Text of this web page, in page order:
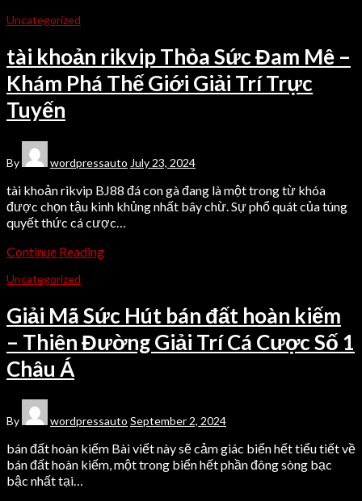
Uncategorized
tài khoản rikvip Thỏa Sức Đam Mê –
Khám Phá Thế Giới Giải Trí Trực
Tuyến
By wordpressauto July 23, 2024
tài khoản rikvip BJ88 đá con gà đang là một trong từ khóa
được chọn tậu kinh khủng nhất bây chừ. Sự phổ quát của túng
quyết thức cá cược…
Continue Reading
Uncategorized
Giải Mã Sức Hút bán đất hoàn kiếm
– Thiên Đường Giải Trí Cá Cược Số 1
Châu Á
By wordpressauto September 2, 2024
bán đất hoàn kiếm Bài viết này sẽ cảm giác biển hết tiểu tiết về
bán đất hoàn kiếm, một trong biển hết phần đông sòng bạc
bậc nhất tại…